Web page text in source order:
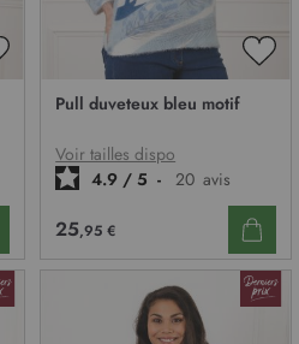
D’ENVIE
Pull duveteux bleu motif
Voir tailles dispo
4.9 / 5 - 20 avis
25,95 €